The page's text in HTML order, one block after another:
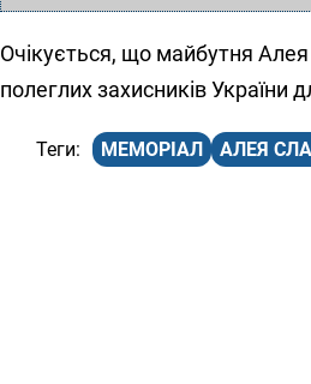
Очікується, що майбутня
полеглих захисників України
МЕМОРІАЛ АЛЕЯ